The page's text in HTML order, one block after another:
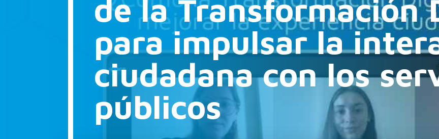
de la Transformación
para impulsar la
ciudadana con los
públicos